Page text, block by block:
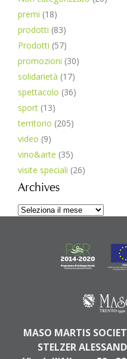
premi (18)
prodotti (83)
Prodotti (57)
promozioni (30)
solidarietà (17)
spettacolo (36)
sport (13)
territorio (205)
video (9)
vino&arte (35)
visite speciali (26)
Archives
Archives
MASO MARTIS
STELZER